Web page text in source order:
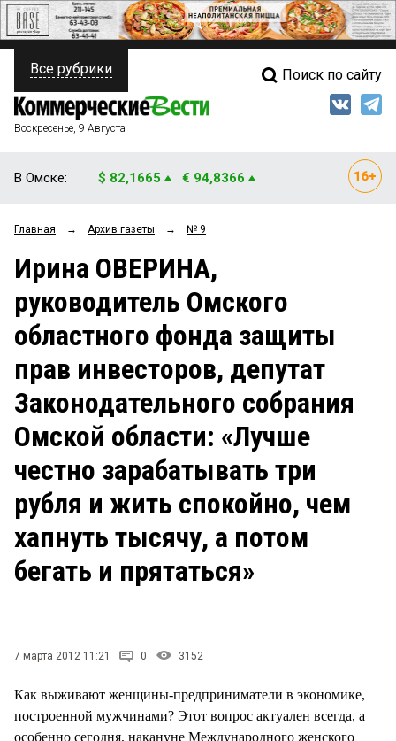
ПОЛИТИКА
ФИНАНСЫ
ОБЩЕСТВО
ЗАКОН
НОВОСТИ КОМПАНИЙ
СТИЛЬ ЖИЗНИ
Свежий выпуск
Блоги
Архив
Все рубрики Поиск по сайту
Воскресенье, 9 Августа
В Омске: $ 82,1665 € 94,8366
Главная → Архив газеты → № 9
Ирина ОВЕРИНА,
руководитель Омского
областного фонда защиты
прав инвесторов, депутат
Законодательного собрания
Омской области: «Лучше
честно зарабатывать три
рубля и жить спокойно, чем
хапнуть тысячу, а потом
бегать и прятаться»
7 марта 2012 11:21 0 3152
Как выживают женщины-предприниматели в экономике,
построенной мужчинами? Этот вопрос актуален всегда, а
особенно сегодня, накануне Международного женского